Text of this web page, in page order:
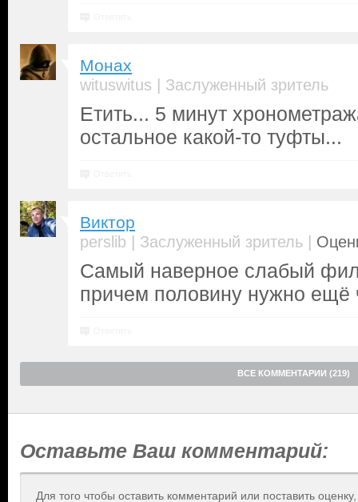
Монах
wituswitus | Заслуженный зритель
Етить... 5 минут
остальное какой-то туфты...
Виктор
perslib | Заслуженный зритель |
Самый наверное слабый
причем половину нужно ещё
ВСЕ КОММЕНТАРИИ (219)
Оставьте Ваш комментарий:
Для того чтобы оставить комментарий или поставить